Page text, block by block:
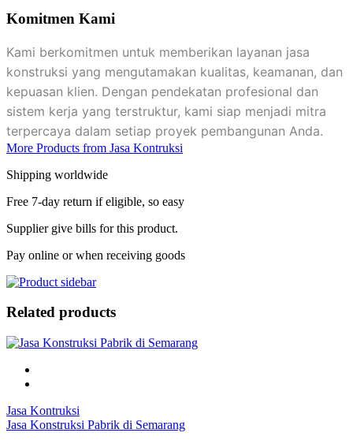
Komitmen Kami
Kami berkomitmen untuk memberikan layanan jasa
konstruksi yang mengutamakan kualitas, keamanan, dan
kepuasan klien. Dengan pendekatan profesional dan
sistem kerja yang terstruktur, kami siap menjadi mitra
terpercaya dalam setiap proyek pembangunan Anda.
More Products from Jasa Kontruksi
Shipping worldwide
Free 7-day return if eligible, so easy
Supplier give bills for this product.
Pay online or when receiving goods
Related products
Jasa Kontruksi
Jasa Konstruksi Pabrik di Semarang